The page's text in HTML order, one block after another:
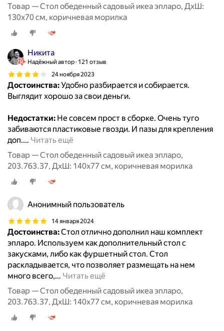
Товар — Стол обеденный садовый икеа эпларо, ДхШ:
130х70 см, коричневая морилка
Никита
Надёжный автор 121 отзыв
24 ноября 2023
Достоинства:Удобно разбирается и собирается.
Выглядит хорошо за свои деньги.
Недостатки: Не совсем прост в сборке. Очень туго
забиваются пластиковые гвозди. И пазы для крепления
доп.… Читать ещё
Товар — Стол обеденный садовый икеа эпларо,
203.763.37, ДхШ: 140х77 см, коричневая морилка
Анонимный пользователь
14 января 2024
Достоинства:Стол отлично дополнил наш комплект
эпларо. Используем как дополнительный стол с
закусками, либо как фуршетный стол. Стол
раскладывается, что позволяет размещать на нем
много всего,… Читать ещё
Товар — Стол обеденный садовый икеа эпларо,
203.763.37, ДхШ: 140х77 см, коричневая морилка